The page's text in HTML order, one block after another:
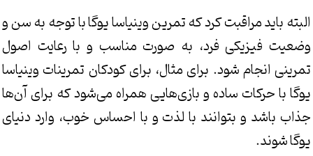
البته باید مراقبت کرد که تمرین وینیاسا یوگا با توجه به سن و
وضعیت فیزیکی فرد، به صورت مناسب و با رعایت اصول
تمرینی انجام شود. برای مثال، برای کودکان تمرینات وینیاسا
یوگا با حرکات ساده و بازی‌هایی همراه می‌شود که برای آن‌ها
جذاب باشد و بتوانند با لذت و با احساس خوب، وارد دنیای
یوگا شوند.